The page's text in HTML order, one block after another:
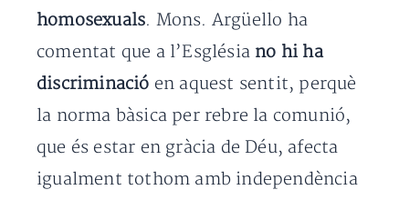
homosexuals. Mons. Argüello ha
comentat que a l’Església no hi ha
discriminació en aquest sentit, perquè
la norma bàsica per rebre la comunió,
que és estar en gràcia de Déu, afecta
igualment tothom amb independència